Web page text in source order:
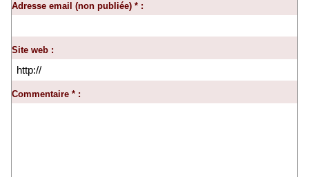
Adresse email (non publiée) * :
Site web :
Commentaire * :